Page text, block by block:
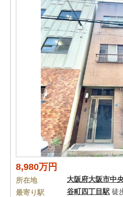
8,980万円
所在地 大阪府大阪市中
最寄り駅
谷町四丁目駅 徒